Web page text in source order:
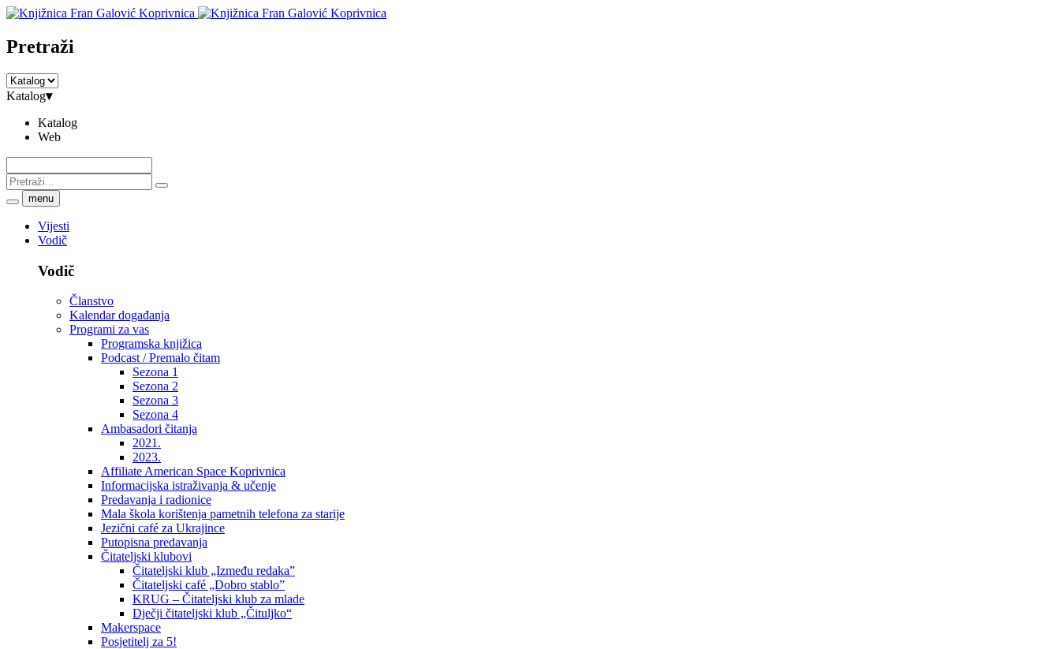
Pretraži
Katalog▾
Katalog
Web
menu
Vijesti
Vodič
Vodič
Članstvo
Kalendar događanja
Programi za vas
Programska knjižica
Podcast / Premalo čitam
Sezona 1
Sezona 2
Sezona 3
Sezona 4
Ambasadori čitanja
2021.
2023.
Affiliate American Space Koprivnica
Informacijska istraživanja & učenje
Predavanja i radionice
Mala škola korištenja pametnih telefona za starije
Jezični café za Ukrajince
Putopisna predavanja
Čitateljski klubovi
Čitateljski klub „Između redaka”
Čitateljski café „Dobro stablo”
KRUG – Čitateljski klub za mlade
Dječji čitateljski klub „Čituljko“
Makerspace
Posjetitelj za 5!